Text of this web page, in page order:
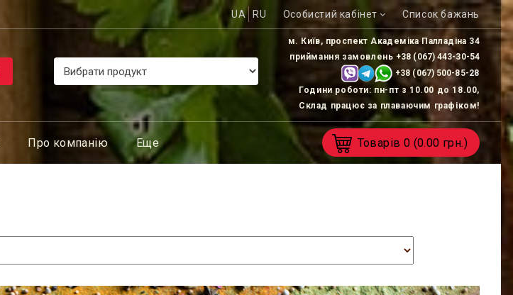
UA RU Особистий кабінет Список бажань
м. Київ, проспект Академіка Палладіна 34
приймання замовлень +38 (067) 443-30-54
+38 (067) 500-85-28
Години роботи: пн-пт з 10.00 до 18.00,
Склад працює за плаваючим графіком!
Товарів 0 (0.00 грн.)
Про компанію Еще